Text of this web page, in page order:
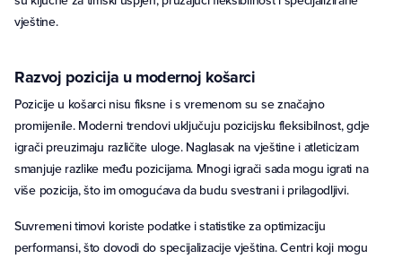
vještine.
Razvoj pozicija u modernoj košarci
Pozicije u košarci nisu fiksne i s vremenom su se značajno
promijenile. Moderni trendovi uključuju pozicijsku fleksibilnost, gdje
igrači preuzimaju različite uloge. Naglasak na vještine i atleticizam
smanjuje razlike među pozicijama. Mnogi igrači sada mogu igrati na
više pozicija, što im omogućava da budu svestrani i prilagodljivi.
Suvremeni timovi koriste podatke i statistike za optimizaciju
performansi, što dovodi do specijalizacije vještina. Centri koji mogu